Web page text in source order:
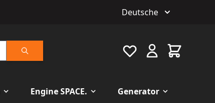
Deutsche
Suche
Favourite Warenkorb
Engine SPACE. Generator